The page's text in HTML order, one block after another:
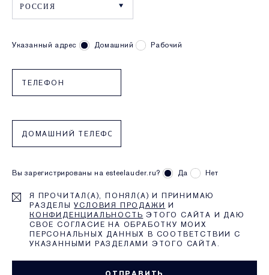
Указанный адрес Домашний Рабочий
Вы зарегистрированы на esteelauder.ru? Да Нет
Я ПРОЧИТАЛ(А), ПОНЯЛ(А) И ПРИНИМАЮ
РАЗДЕЛЫУСЛОВИЯ ПРОДАЖИ И
КОНФИДЕНЦИАЛЬНОСТЬ ЭТОГО САЙТА И ДАЮ
СВОЕ СОГЛАСИЕ НА ОБРАБОТКУ МОИХ
ПЕРСОНАЛЬНЫХ ДАННЫХ В СООТВЕТСТВИИ С
УКАЗАННЫМИ РАЗДЕЛАМИ ЭТОГО САЙТА.